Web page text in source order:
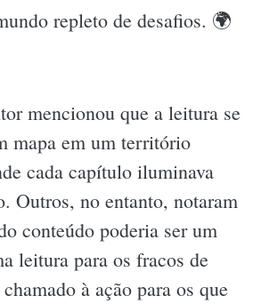
repleto de desafios. 🌍
mencionou que a leitura se
mapa em um território
cada capítulo iluminava
Outros, no entanto, notaram
conteúdo poderia ser um
leitura para os fracos de
à ação para os que